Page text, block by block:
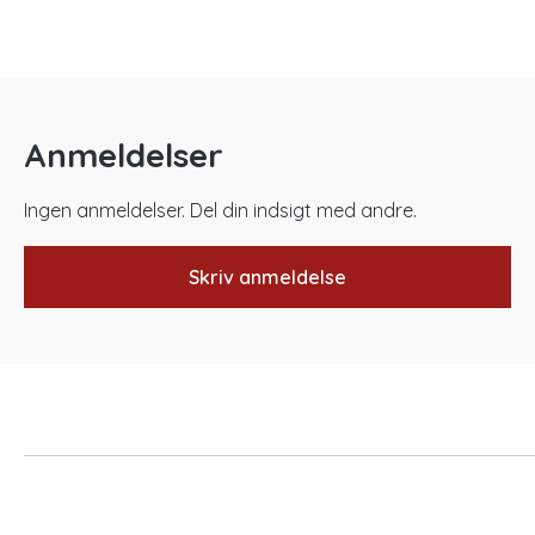
Anmeldelser
Ingen anmeldelser. Del din indsigt med andre.
Skriv anmeldelse